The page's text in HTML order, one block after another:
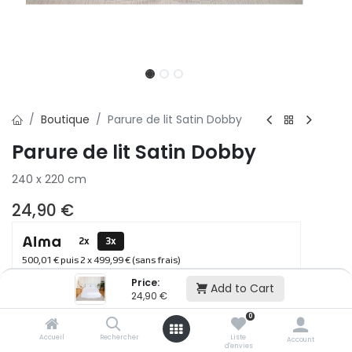
Price:
24,90 € Add to Cart
Accueil Rechercher
0
Liste
d'envies
Account
Boutique Parure de lit Satin Dobby
Parure de lit Satin Dobby
240 x 220 cm
24,90 €
2x
3x
500,01 € puis 2 x 499,99 € (sans frais)
Ajouter au panier